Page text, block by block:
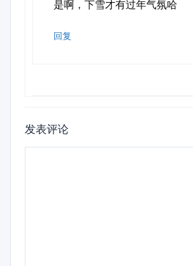
是啊，下雪才有过年气氛哈
回复
发表评论